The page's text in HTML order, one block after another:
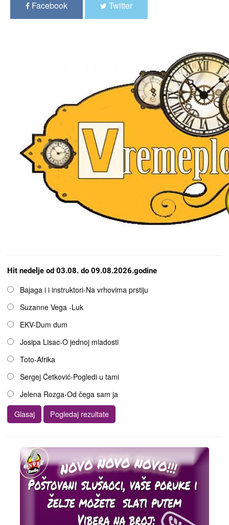
Facebook Twitter
Hit nedelje od 03.08. do 09.08.2026.godine
OpcijeBajaga i i instruktori-Na vrhovima prstiju
Suzanne Vega -Luk
EKV-Dum dum
Josipa Lisac-O jednoj mladosti
Toto-Afrika
Sergej Ćetković-Pogledi u tami
Jelena Rozga-Od čega sam ja